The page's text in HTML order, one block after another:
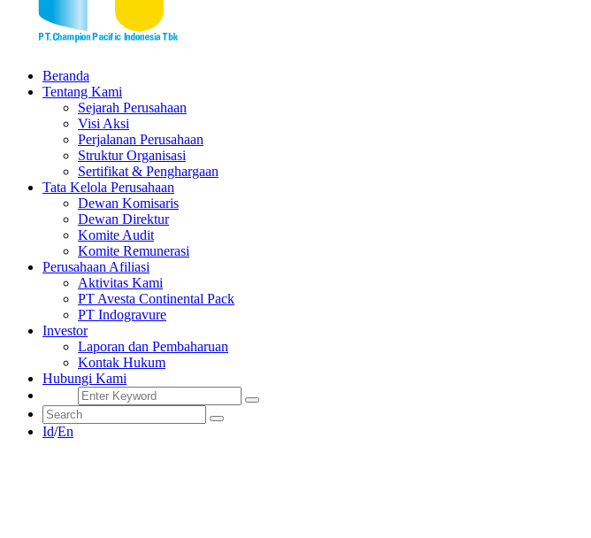
Beranda
Tentang Kami
Sejarah Perusahaan
Visi Aksi
Perjalanan Perusahaan
Struktur Organisasi
Sertifikat & Penghargaan
Tata Kelola Perusahaan
Dewan Komisaris
Dewan Direktur
Komite Audit
Komite Remunerasi
Perusahaan Afiliasi
Aktivitas Kami
PT Avesta Continental Pack
PT Indogravure
Investor
Laporan dan Pembaharuan
Kontak Hukum
Hubungi Kami
Id/En